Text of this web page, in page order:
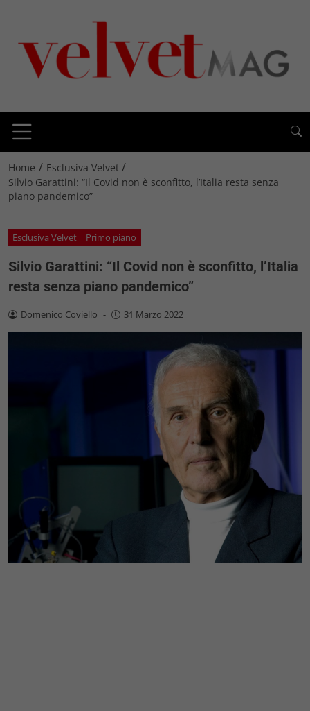
Home / Esclusiva Velvet /
Silvio Garattini: “Il Covid non è sconfitto, l’Italia resta senza
piano pandemico”
Esclusiva Velvet Primo piano
Silvio Garattini: “Il Covid non è sconfitto, l’Italia
resta senza piano pandemico”
Domenico Coviello - 31 Marzo 2022